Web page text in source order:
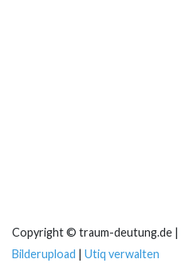
Copyright © traum-deutung.de |
Bilderupload | Utiq verwalten